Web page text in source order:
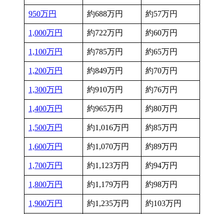
950万円 約688万円 約57万円
1,000万円 約722万円 約60万円
1,100万円 約785万円 約65万円
1,200万円 約849万円 約70万円
1,300万円 約910万円 約76万円
1,400万円 約965万円 約80万円
1,500万円 約1,016万円 約85万円
1,600万円 約1,070万円 約89万円
1,700万円 約1,123万円 約94万円
1,800万円 約1,179万円 約98万円
1,900万円 約1,235万円 約103万円